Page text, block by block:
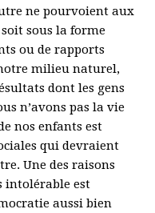
ne pourvoient aux
soit sous la forme
ou de rapports
milieu naturel,
dont les gens
n’avons pas la vie
nos enfants est
qui devraient
Une des raisons
intolérable est
aussi bien